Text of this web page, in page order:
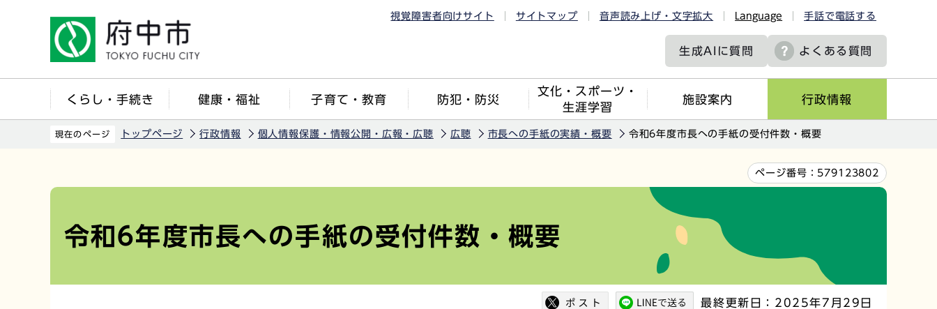
視覚障害者向けサイト サイトマップ 音声読み上げ・文字拡大 Language 手話で電話する
生成AIに質問 よくある質問
くらし・手続き 健康・福祉 子育て・教育 防犯・防災
文化・スポーツ・
生涯学習
施設案内 行政情報
現在のページ トップページ 行政情報 個人情報保護・情報公開・広報・広聴 広聴 市長への手紙の実績・概要 令和6年度市長への手紙の受付件数・概要
ページ番号： 579123802
令和6年度市長への手紙の受付件数・概要
最終更新日：2025年7月29日